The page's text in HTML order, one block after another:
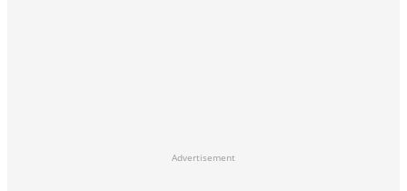
Advertisement